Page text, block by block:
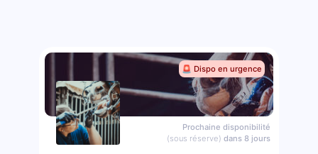
🚨 Dispo en urgence
Prochaine disponibilité
(sous réserve) dans 8 jours